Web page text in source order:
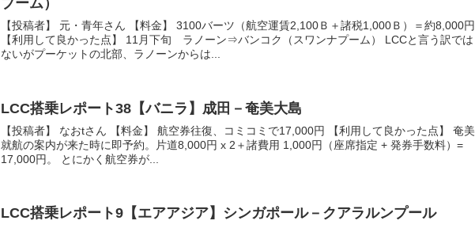
プーム）
【投稿者】 元・青年さん 【料金】 3100バーツ（航空運賃2,100Ｂ＋諸税1,000Ｂ）＝約8,000円
【利用して良かった点】 11月下旬 ラノーン⇒バンコク（スワンナプーム） LCCと言う訳では
ないがプーケットの北部、ラノーンからは...
LCC搭乗レポート38【バニラ】成田－奄美大島
【投稿者】 なおtさん 【料金】 航空券往復、コミコミで17,000円 【利用して良かった点】 奄美
就航の案内が来た時に即予約。片道8,000円 x 2＋諸費用 1,000円（座席指定 + 発券手数料）=
17,000円。 とにかく航空券が...
LCC搭乗レポート9【エアアジア】シンガポール－クアラルンプール